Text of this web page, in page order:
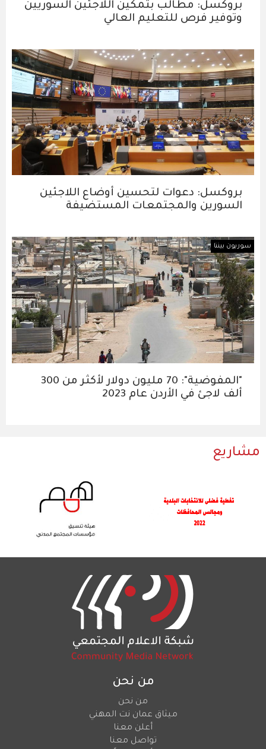
بروكسل: مطالب بتمكين اللاجئين السوريين
وتوفير فرص للتعليم العالي
بروكسل: دعوات لتحسين أوضاع اللاجئين
السورين والمجتمعات المستضيفة
سوريون بيننا
"المفوضية": 70 مليون دولار لأكثر من 300
ألف لاجئ في الأردن عام 2023
مشاريع
من نحن
من نحن
ميثاق عمان نت المهني
أعلن معنا
تواصل معنا